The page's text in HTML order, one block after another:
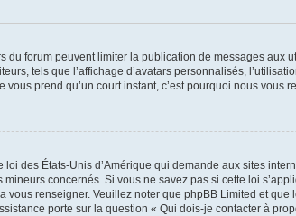
du forum peuvent limiter la publication de messages
tels que l’affichage d’avatars personnalisés,
prend qu’un court instant, c’est pourquoi nous vous
des États-Unis d’Amérique qui demande aux sites
concernés. Si vous ne savez pas si cette loi
renseigner. Veuillez noter que phpBB Limited et
porte sur la question « Qui dois-je contacter à